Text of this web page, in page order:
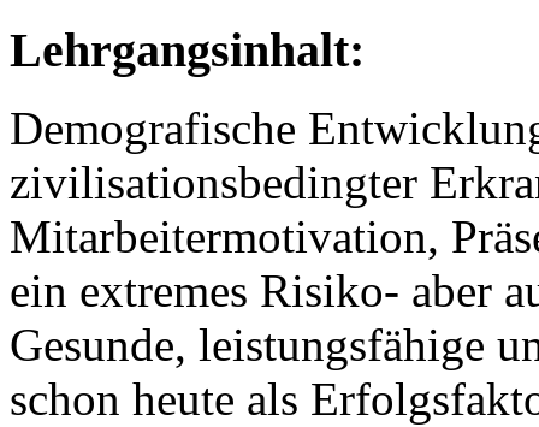
Lehrgangsinhalt:
Demografische
zivilisationsbedingter
Mitarbeitermotivation,
ein extremes Risiko- aber
Gesunde, leistungsfähige
schon heute als